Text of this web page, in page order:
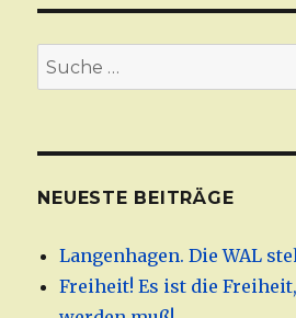
–
eingeleitet
Suche
nach:
NEUESTE BEITRÄGE
Langenhagen. Die WAL
Freiheit! Es ist die